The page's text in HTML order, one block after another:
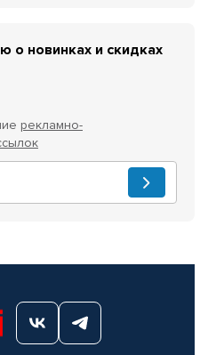
о новинках и скидках
рекламно-